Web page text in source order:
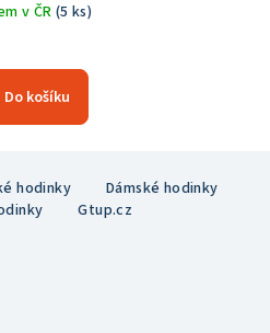
v ČR (5 ks)
hodnocení
produktu
hvězdiček.
Do košíku
hodinky
Dámské hodinky
Gtup.cz